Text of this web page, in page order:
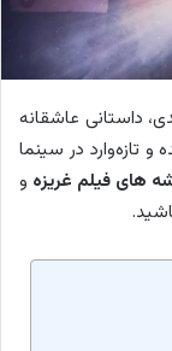
داستانی عاشقانه
تازه‌وارد در سینما
های فیلم غریزه و